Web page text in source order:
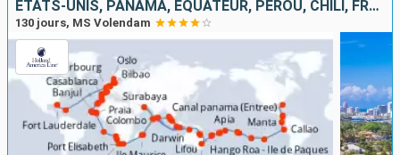
ÉTATS-UNIS, PANAMA, ÉQUATEUR, PÉROU, CHILI, FRANCE, SAMOA, FIDJI (ÎLES), NOUVELLE-CALÉDONIE, AUSTRALIE, INDONÉSIE, SINGAPOUR, MALAISIE, THAÏLANDE, SRI LANKA, MALDIVES, MAURICE, AFRIQUE DU SUD, NAMIBIE
130 jours, MS Volendam